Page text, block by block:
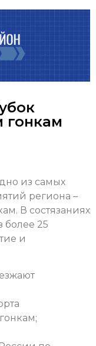
гонкам
из самых
региона –
В состязаниях
более 25
и